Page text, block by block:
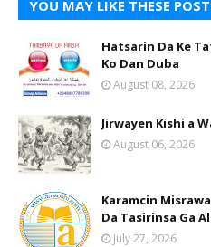
YOU MAY LIKE THESE
Hatsarin Da Ke
Ko Dan Duba
August 08, 2026
Jirwayen Kishi a
August 06, 2026
Karamcin
Da Tasirinsa Ga
July 27, 2026